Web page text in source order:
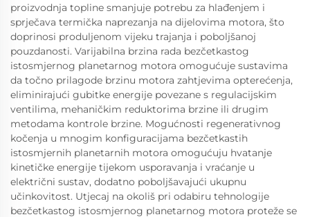
proizvodnja topline smanjuje potrebu za hlađenjem i
sprječava termička naprezanja na dijelovima motora, što
doprinosi produljenom vijeku trajanja i poboljšanoj
pouzdanosti. Varijabilna brzina rada bezčetkastog
istosmjernog planetarnog motora omogućuje sustavima
da točno prilagode brzinu motora zahtjevima opterećenja,
eliminirajući gubitke energije povezane s regulacijskim
ventilima, mehaničkim reduktorima brzine ili drugim
metodama kontrole brzine. Mogućnosti regenerativnog
kočenja u mnogim konfiguracijama bezčetkastih
istosmjernih planetarnih motora omogućuju hvatanje
kinetičke energije tijekom usporavanja i vraćanje u
električni sustav, dodatno poboljšavajući ukupnu
učinkovitost. Utjecaj na okoliš pri odabiru tehnologije
bezčetkastog istosmjernog planetarnog motora proteže se